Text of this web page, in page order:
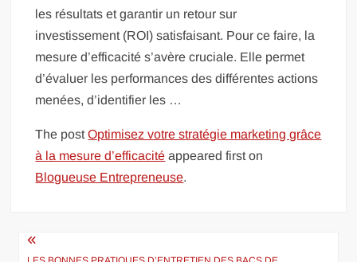
les résultats et garantir un retour sur
investissement (ROI) satisfaisant. Pour ce faire, la
mesure d’efficacité s’avère cruciale. Elle permet
d’évaluer les performances des différentes actions
menées, d’identifier les …
The postOptimisez votre stratégie marketing grâce
à la mesure d’efficacité appeared first on
Blogueuse Entrepreneuse.
Navigation